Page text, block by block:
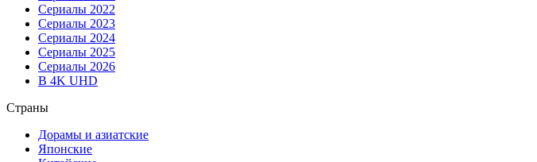
Сериалы 2022
Сериалы 2023
Сериалы 2024
Сериалы 2025
Сериалы 2026
В 4K UHD
Страны
Дорамы и азиатские
Японские